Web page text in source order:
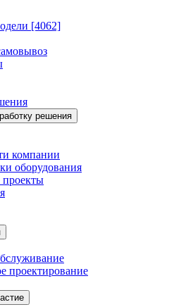
[4062]
решения
компании
оборудования
проектирование